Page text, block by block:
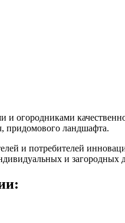
огородниками
придомового ландшафта.
и потребителей
и